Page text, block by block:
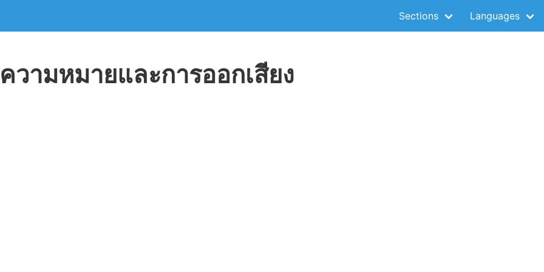
Sections Languages
วามหมายและการออกเสียง